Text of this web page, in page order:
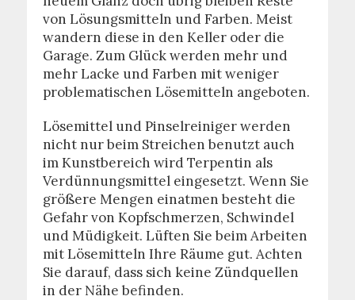
von Lösungsmitteln und Farben. Meist
wandern diese in den Keller oder die
Garage. Zum Glück werden mehr und
mehr Lacke und Farben mit weniger
problematischen Lösemitteln angeboten.
Lösemittel und Pinselreiniger werden
nicht nur beim Streichen benutzt auch
im Kunstbereich wird Terpentin als
Verdünnungsmittel eingesetzt. Wenn Sie
größere Mengen einatmen besteht die
Gefahr von Kopfschmerzen, Schwindel
und Müdigkeit. Lüften Sie beim Arbeiten
mit Lösemitteln Ihre Räume gut. Achten
Sie darauf, dass sich keine Zündquellen
in der Nähe befinden.